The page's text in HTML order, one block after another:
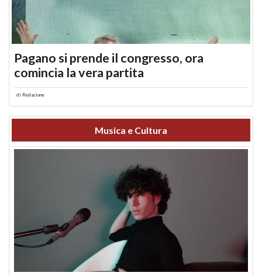
Pagano si prende il congresso, ora
comincia la vera partita
di Redazione
Musica e Cultura